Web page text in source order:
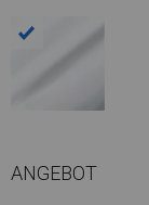
ANGEBOT